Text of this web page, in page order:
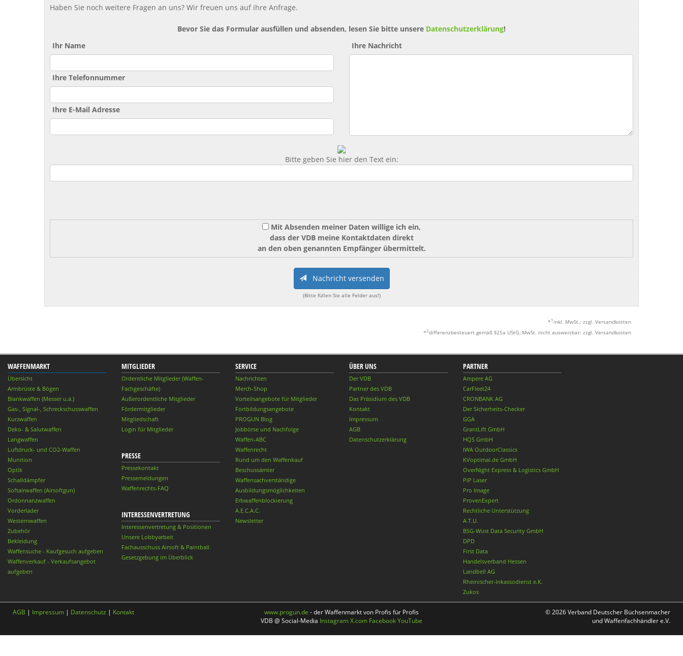
Haben Sie noch weitere Fragen an uns? Wir freuen uns auf ihre Anfrage.
Bevor Sie das Formular ausfüllen und absenden, lesen Sie bitte unsere Datenschutzerklärung!
Ihr Name
Ihre Telefonnummer
Ihre E-Mail Adresse
Ihre Nachricht
Bitte geben Sie hier den Text ein:
Mit Absenden meiner Daten willige ich ein,
dass der VDB meine Kontaktdaten direkt
an den oben genannten Empfänger übermittelt.
Nachricht versenden
(Bitte füllen Sie alle Felder aus!)
* 1 inkl. MwSt.; zzgl. Versandkosten
*2differenzbesteuert gemäß §25a UStG.;MwSt. nicht ausweisbar; zzgl. Versandkosten
WAFFENMARKT
Übersicht
Armbrüste & Bögen
Blankwaffen (Messer u.ä.)
Gas-, Signal-, Schreckschusswaffen
Kurzwaffen
Deko- & Salutwaffen
Langwaffen
Luftdruck- und CO2-Waffen
Munition
Optik
Schalldämpfer
Softairwaffen (Airsoftgun)
Ordonnanzwaffen
Vorderlader
Westernwaffen
Zubehör
Bekleidung
Waffensuche - Kaufgesuch aufgeben
Waffenverkauf - Verkaufsangebot
aufgeben
MITGLIEDER
Ordentliche Mitglieder (Waffen-
Fachgeschäfte)
Außerordentliche Mitglieder
Fördermitglieder
Mitgliedschaft
Login für Mitglieder
PRESSE
Pressekontakt
Pressemeldungen
Waffenrechts-FAQ
INTERESSENVERTRETUNG
Interessenvertretung & Positionen
Unsere Lobbyarbeit
Fachausschuss Airsoft & Paintball
Gesetzgebung im Überblick
SERVICE
Nachrichten
Merch-Shop
Vorteilsangebote für Mitglieder
Fortbildungsangebote
PROGUN Blog
Jobbörse und Nachfolge
Waffen-ABC
Waffenrecht
Rund um den Waffenkauf
Beschussämter
Waffensachverständige
Ausbildungsmöglichkeiten
Erbwaffenblockierung
A.E.C.A.C.
Newsletter
ÜBER UNS
Der VDB
Partner des VDB
Das Präsidium des VDB
Kontakt
Impressum
AGB
Datenschutzerklärung
PARTNER
Ampere AG
CarFleet24
CRONBANK AG
Der Sicherheits-Checker
GGA
GrantLift GmbH
HQS GmbH
IWA OutdoorClassics
KVoptimal.de GmbH
OverNight Express & Logistics GmbH
PiP Laser
Pro Image
ProvenExpert
Rechtliche Unterstützung
A.T.U.
BSG-Wüst Data Security GmbH
DPD
First Data
Handelsverband Hessen
Landbell AG
Rheinischer-Inkassodienst e.K.
Zukos
AGB | Impressum | Datenschutz | Kontakt www.progun.de - der Waffenmarkt von Profis für Profis
VDB @ Social-Media InstagramX.com FacebookYouTube
© 2026 Verband Deutscher Büchsenmacher
und Waffenfachhändler e.V.